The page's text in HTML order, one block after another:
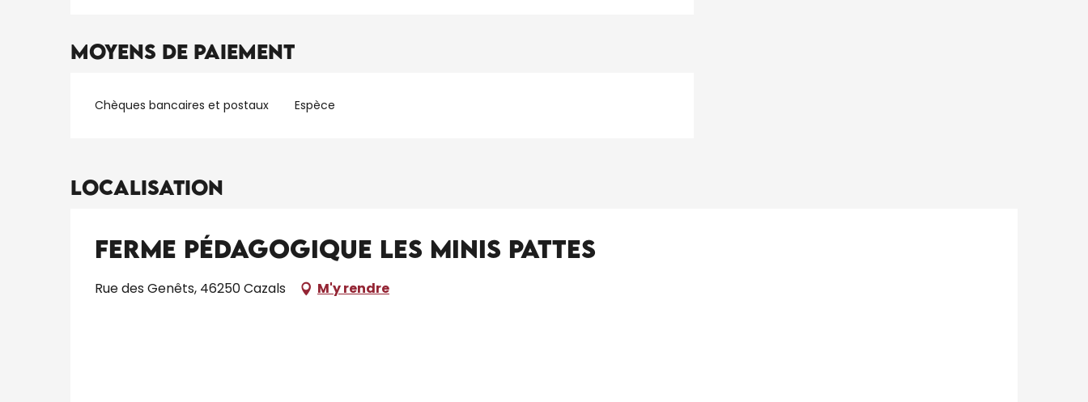
Moyens de paiement
Chèques bancaires et postaux Espèce
Localisation
Ferme Pédagogique Les Minis Pattes
Rue des Genêts, 46250 Cazals M'y rendre